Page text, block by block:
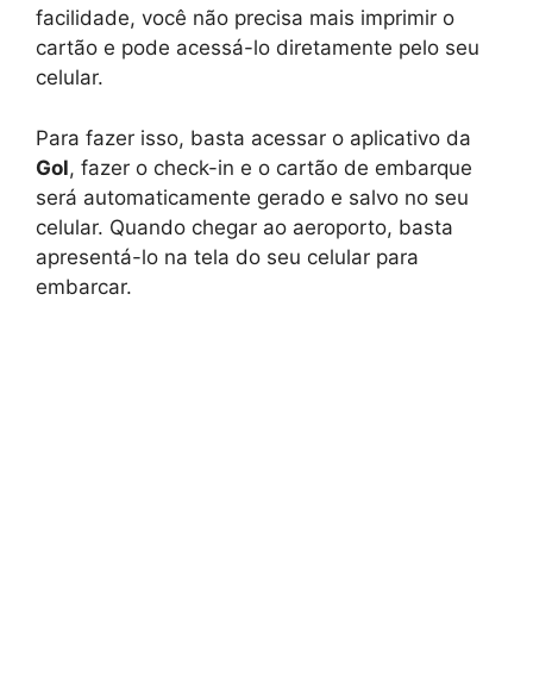
facilidade, você não precisa mais imprimir o
cartão e pode acessá-lo diretamente pelo seu
celular.
Para fazer isso, basta acessar o aplicativo da
Gol, fazer o check-in e o cartão de embarque
será automaticamente gerado e salvo no seu
celular. Quando chegar ao aeroporto, basta
apresentá-lo na tela do seu celular para
embarcar.